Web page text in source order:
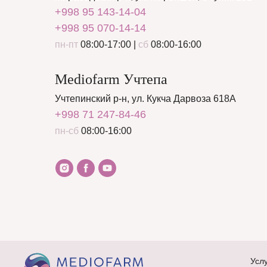
+998 95 143-14-04
+998 95 070-14-14
пн-пт 08:00-17:00 | сб 08:00-16:00
Mediofarm Учтепа
Учтепинский р-н, ул. Кукча Дарвоза 618А
+998 71 247-84-46
пн-сб 08:00-16:00